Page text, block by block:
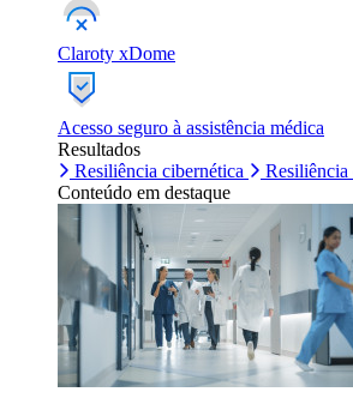
Claroty xDome
Acesso seguro à assistência médica
Resultados
Resiliência cibernética
Resiliência
Conteúdo em destaque